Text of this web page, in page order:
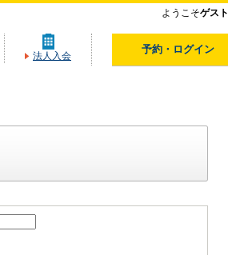
ようこそゲスト
法人入会
予約・ログイン